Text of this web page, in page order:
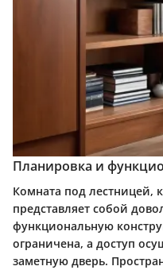
Планировка и
Комната под лестницей,
представляет собой
функциональную
ограничена, а доступ
заметную дверь.